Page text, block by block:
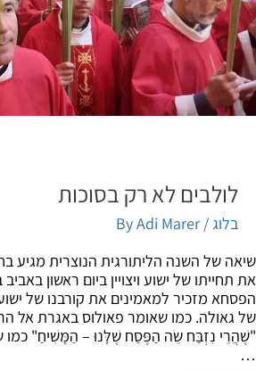
לולבים לא רק בסוכות
בלוג/ By
Adi Marer
של השנה הליתורגית הנוצרית מגיע
של ישוע ויצויין ביום ראשון באביב
מזכיר למאמינים את קורבנו של ישוע,
נִזְבַּח שֵׂה הַפֶּסַח שֶׁלָּנוּ – הַמָּשִׁיחַ" כמו